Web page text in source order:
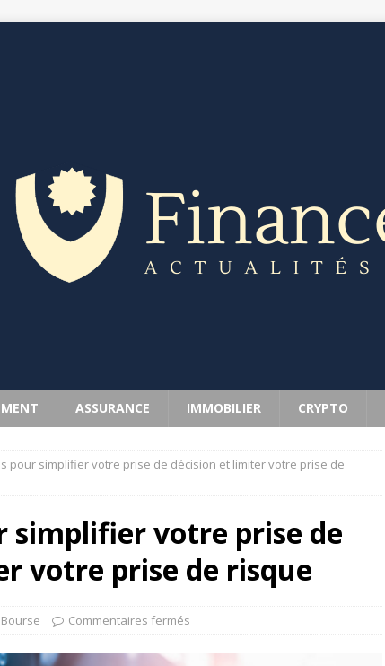
ASSURANCE IMMOBILIER CRYPTO
pour simplifier votre prise de décision et limiter votre prise de
simplifier votre prise de
votre prise de risque
Bourse Commentaires fermés